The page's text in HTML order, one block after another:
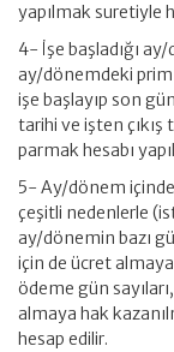
yapılmak suretiyle
4- İşe başladığı
ay/dönemdeki prim
işe başlayıp son
tarihi ve işten çıkış
parmak hesabı
5- Ay/dönem içinde
çeşitli nedenlerle
ay/dönemin bazı
için de ücret
ödeme gün
almaya hak
hesap edilir.